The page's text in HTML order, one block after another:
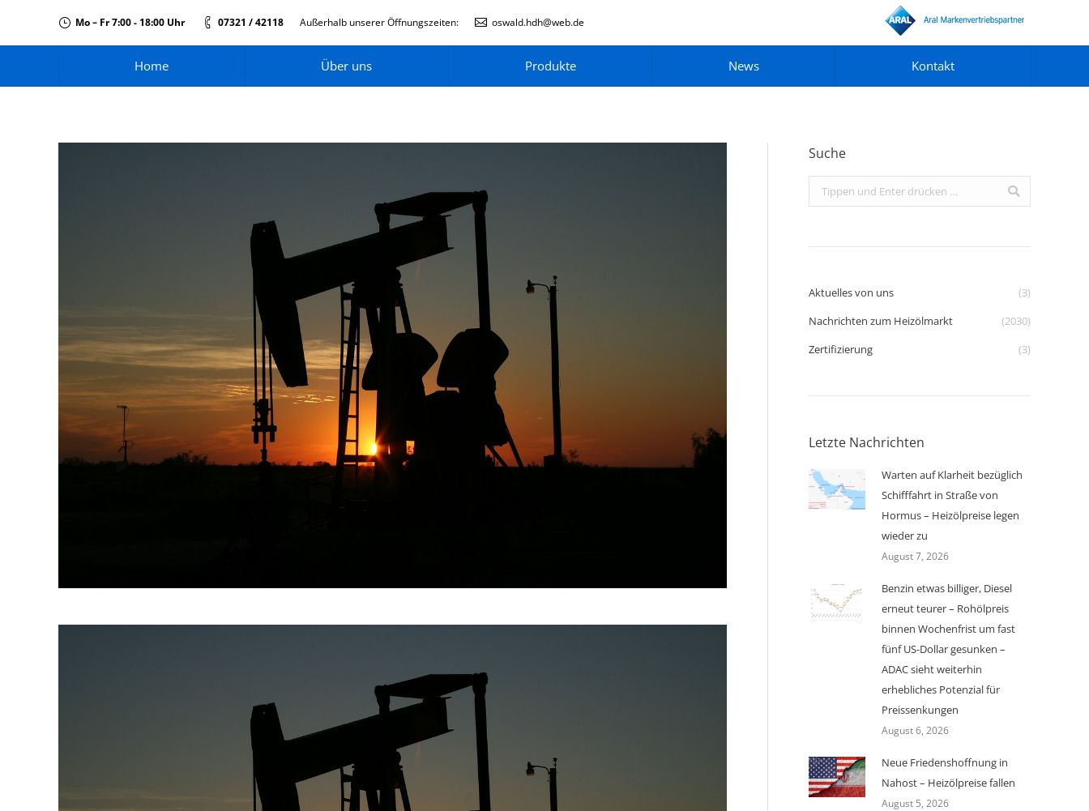
Mo – Fr 7:00 - 18:00 Uhr 07321 / 42118 Außerhalb unserer Öffnungszeiten: oswald.hdh@web.de
Home Über uns Produkte News Kontakt
Suche
Search:
Aktuelles von uns
(3)
Nachrichten zum Heizölmarkt
(2030)
Zertifizierung
(3)
Letzte Nachrichten
Warten auf Klarheit bezüglich
Schifffahrt in Straße von
Hormus – Heizölpreise legen
wieder zu
August 7, 2026
Benzin etwas billiger, Diesel
erneut teurer – Rohölpreis
binnen Wochenfrist um fast
fünf US-Dollar gesunken –
ADAC sieht weiterhin
erhebliches Potenzial für
Preissenkungen
August 6, 2026
Neue Friedenshoffnung in
Nahost – Heizölpreise fallen
August 5, 2026